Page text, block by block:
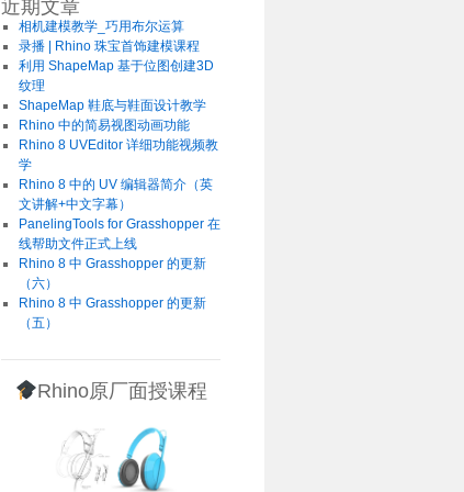
近期文章
相机建模教学_巧用布尔运算
录播 | Rhino 珠宝首饰建模课程
利用 ShapeMap 基于位图创建3D
纹理
ShapeMap 鞋底与鞋面设计教学
Rhino 中的简易视图动画功能
Rhino 8 UVEditor 详细功能视频教
学
Rhino 8 中的 UV 编辑器简介（英
文讲解+中文字幕）
PanelingTools for Grasshopper 在
线帮助文件正式上线
Rhino 8 中 Grasshopper 的更新
（六）
Rhino 8 中 Grasshopper 的更新
（五）
Rhino原厂面授课程